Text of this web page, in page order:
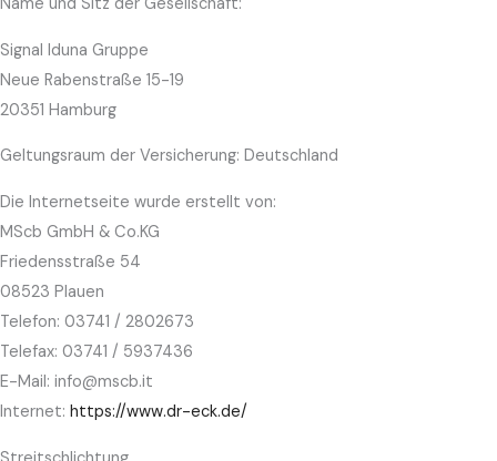
Name und Sitz der Gesellschaft:
Signal Iduna Gruppe
Neue Rabenstraße 15-19
20351 Hamburg
Geltungsraum der Versicherung: Deutschland
Die Internetseite wurde erstellt von:
MScb GmbH & Co.KG
Friedensstraße 54
08523 Plauen
Telefon: 03741 / 2802673
Telefax: 03741 / 5937436
E-Mail: info@mscb.it
Internet: https://www.dr-eck.de/